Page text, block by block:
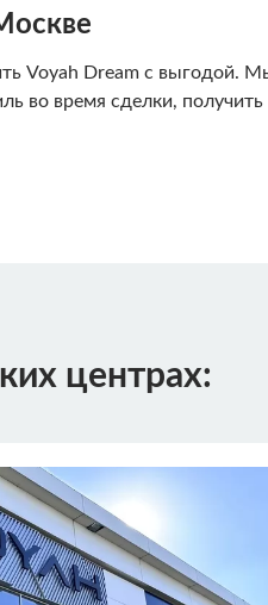
Voyah Dream с выгодой.
во время сделки,
центрах: